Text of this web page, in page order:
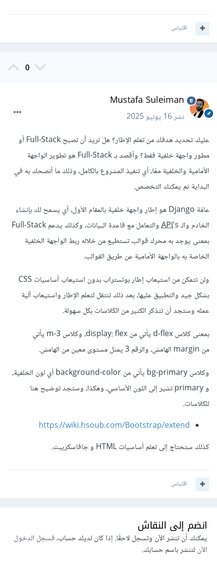
اقتباس
0
Mustafa Suleiman
نشر16 يونيو 2025
عليك تحديد هدفك من تعلم الإطار؟ هل تريد أن تصبح Full-Stack أو
مطور واجهة خلفية فقط؟ وأقصد بـ Full-Stack هو تطوير الواجهة
الأمامية والخلفية معًا، أي تنفيذ المشروع بالكامل، وذلك ما أنصحك به في
البداية ثم يمكنك التخصص.
عامًة Django هو إطار واجهة خلفية بالمقام الأول، أي يسمح لك بإنشاء
الخادم والـ API
's والتعامل مع قاعدة البيانات، وكذلك يدعم Full-Stack
بمعنى يوجد به محرك قوالب تستطيع من خلاله ربط الواجهة الخلفية
الخاصة به بالواجهة الأمامية عن طريق القوالب.
ولن تتمكن من استيعاب إطار بوتستراب بدون استيعاب أساسيات CSS
بشكل جيد والتطبيق عليها، بعد ذلك تنتقل لتعلم الإطار واستيعاب آلية
عمله وستجد أن تتذكر الكثير من الكلاسات بكل سهولة.
بمعنى كلاس d-flex يأتي من display: flex، وكلاس m-3 يأتي
من margin الهامش، والرقم 3 يمثل مستوى معين من الهامش.
وكلاس bg-primary يأتي من background-color أي لون الخلفية،
و primary تشير إلى اللون الأساسي، وهكذا، وستجد توضيح هنا
للكلاسات.
https://wiki.hsoub.com/Bootstrap/extend
كذلك ستحتاج إلى تعلم أساسيات HTML و جافاسكريبت.
اقتباس
انضم إلى النقاش
يمكنك أن تنشر الآن وتسجل لاحقًا. إذا كان لديك حساب،فسجل الدخول
الآنلتنشر باسم حسابك.